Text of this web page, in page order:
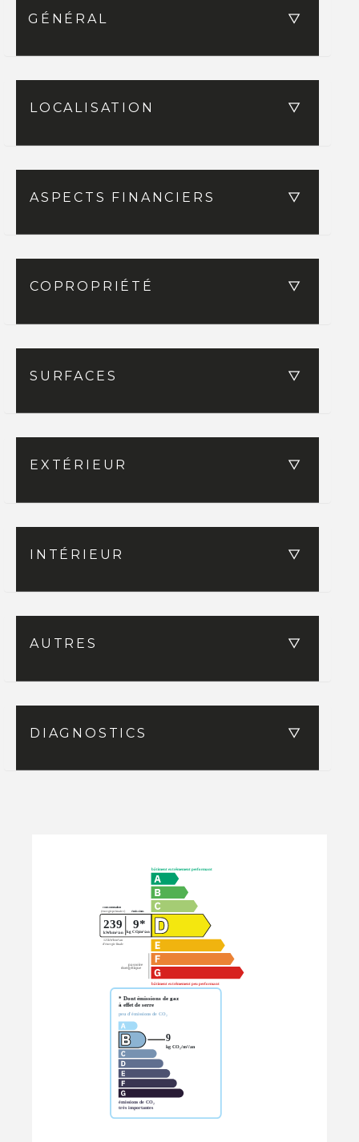
GÉNÉRAL
LOCALISATION
ASPECTS FINANCIERS
COPROPRIÉTÉ
SURFACES
EXTÉRIEUR
INTÉRIEUR
AUTRES
DIAGNOSTICS